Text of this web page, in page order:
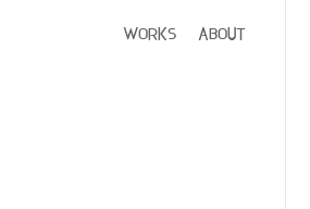
WORKS ABOUT